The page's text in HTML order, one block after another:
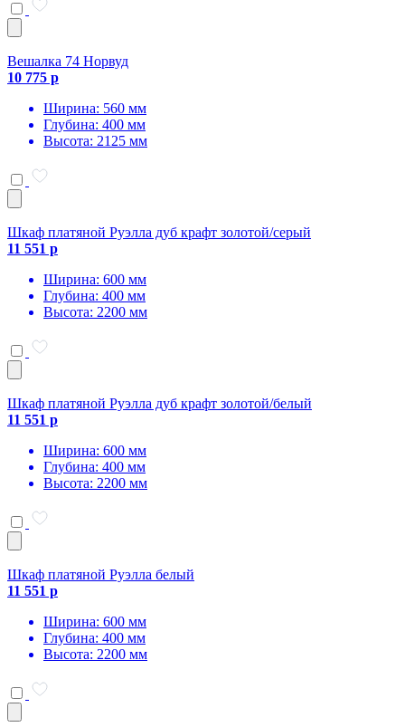
Вешалка 74 Норвуд
10 775 р
Ширина: 560 мм
Глубина: 400 мм
Высота: 2125 мм
Шкаф платяной Руэлла дуб крафт золотой/серый
11 551 р
Ширина: 600 мм
Глубина: 400 мм
Высота: 2200 мм
Шкаф платяной Руэлла дуб крафт золотой/белый
11 551 р
Ширина: 600 мм
Глубина: 400 мм
Высота: 2200 мм
Шкаф платяной Руэлла белый
11 551 р
Ширина: 600 мм
Глубина: 400 мм
Высота: 2200 мм